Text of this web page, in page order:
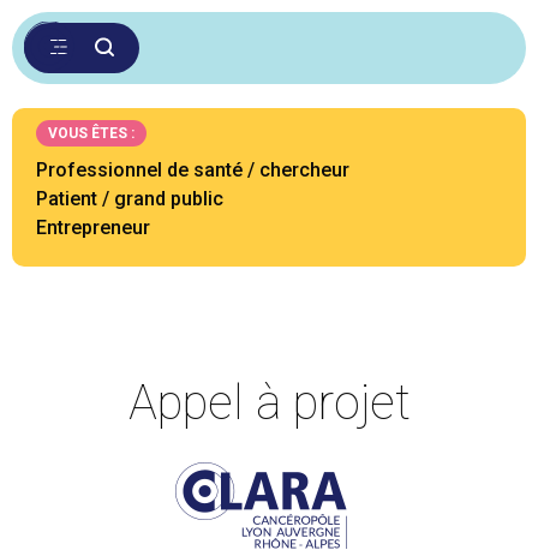
VOUS ÊTES :
Professionnel de santé / chercheur
Patient / grand public
Entrepreneur
Appel à projet